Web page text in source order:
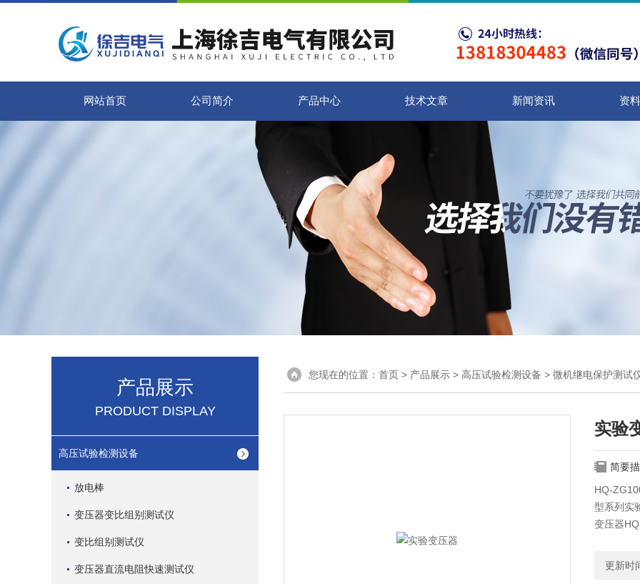
网站首页 公司简介 产品中心 技术文章 新闻资讯 资
产品展示
PRODUCT DISPLAY
高压试验检测设备
放电棒
变压器变比组别测试仪
变比组别测试仪
变压器直流电阻快速测试仪
您现在的位置： 首页 > 产品展示 > 高压试验检测设备 > 微机继电保护测试
实验
简要
HQ-
型系列实
变压器
更新时